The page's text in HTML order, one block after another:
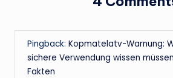
Pingback: Kopmatelatv-Warnung:
sichere Verwendung wissen
Fakten